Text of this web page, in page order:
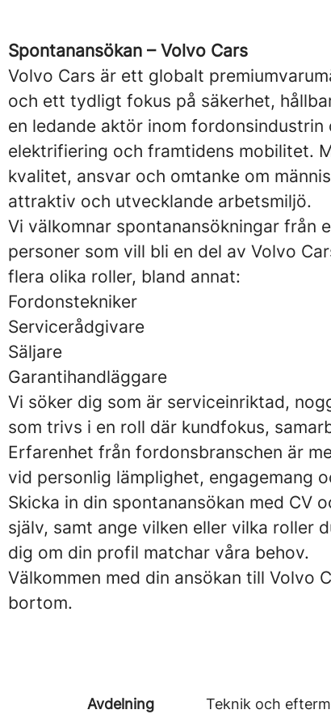
Spontanansökan – Volvo Cars
Volvo Cars är ett globalt
och ett tydligt fokus på säkerhet,
en ledande aktör inom
elektrifiering och framtidens mobilitet.
kvalitet, ansvar och omtanke om
attraktiv och utvecklande arbetsmiljö.
Vi välkomnar spontanansökningar från
personer som vill bli en del av Volvo
flera olika roller, bland annat:
Fordonstekniker
Servicerådgivare
Säljare
Garantihandläggare
Vi söker dig som är serviceinriktad,
som trivs i en roll där kundfokus,
Erfarenhet från fordonsbranschen är
vid personlig lämplighet, engagemang
Skicka in din spontanansökan med CV
själv, samt ange vilken eller vilka roller
dig om din profil matchar våra behov.
Välkommen med din ansökan till Volvo
bortom.
Avdelning Teknik och